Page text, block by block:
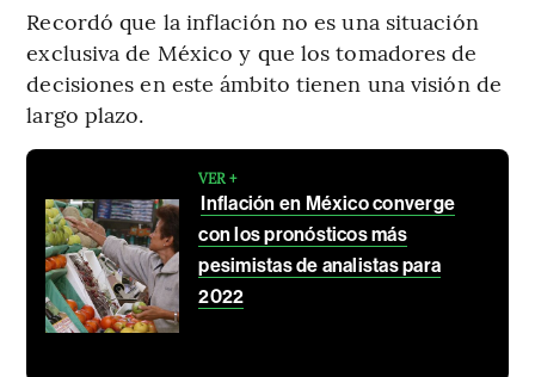
Recordó que la inflación no es una situación
exclusiva de México y que los tomadores de
decisiones en este ámbito tienen una visión de
largo plazo.
VER +
Inflación en México converge
con los pronósticos más
pesimistas de analistas para
2022